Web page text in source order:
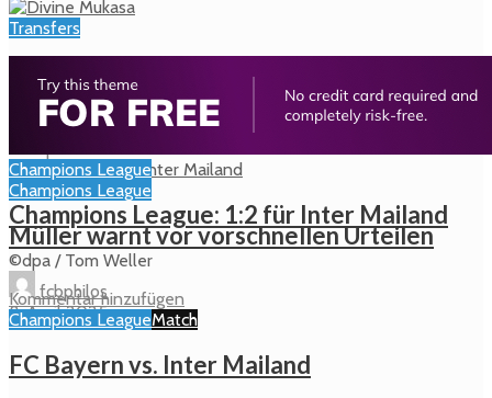
Transfers
Bayern jagt ManCity-Juwel Mukasa
fcbphilos
Champions League
Müller warnt vor vorschnellen Urteilen
fcbphilos
8. April 2025
Champions League
Champions League: 1:2 für Inter Mailand
©dpa / Tom Weller
Kommentar hinzufügen
Champions LeagueMatch
FC Bayern vs. Inter Mailand